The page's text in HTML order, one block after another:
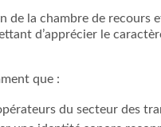
de la chambre de recours
d’apprécier le
que :
du secteur des